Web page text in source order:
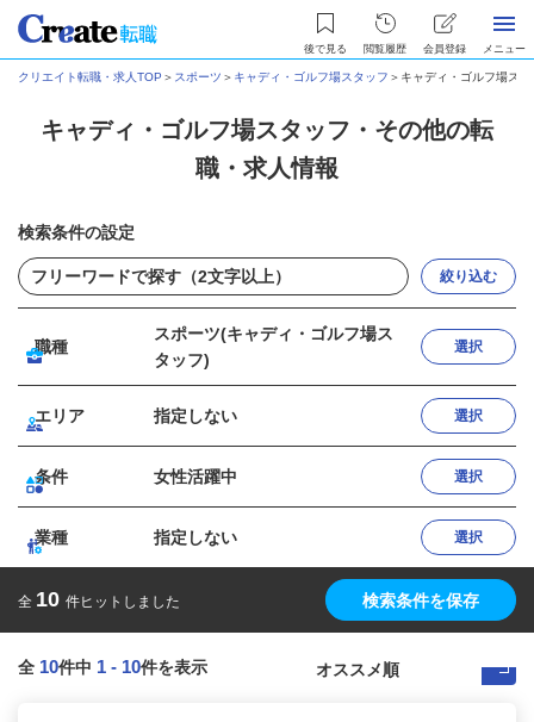
後で見る 閲覧履歴 会員登録 メニュー
クリエイト転職・求人TOP ＞ スポーツ ＞ キャディ・ゴルフ場スタッフ ＞ キャディ・ゴルフ場ス
キャディ・ゴルフ場スタッフ・その他の転
職・求人情報
検索条件の設定
絞り込む
職種
スポーツ(キャディ・ゴルフ場ス
タッフ)
選択
エリア 指定しない 選択
条件 女性活躍中 選択
業種 指定しない 選択
全 10 件ヒットしました 検索条件を保存
全 10件中 1 - 10件を表示